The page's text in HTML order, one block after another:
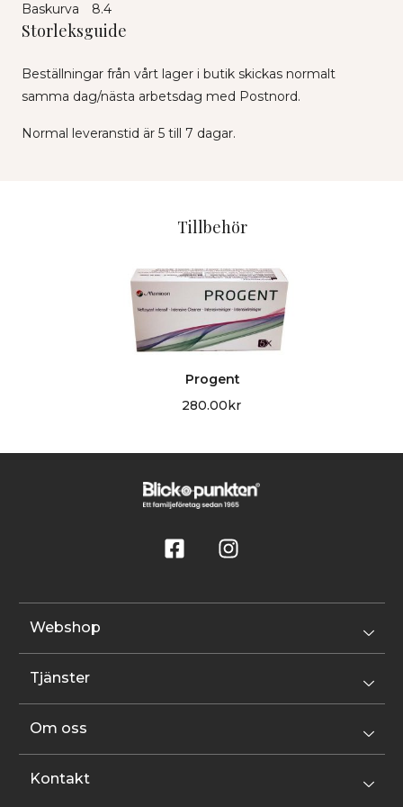
Baskurva 8.4
Storleksguide
Beställningar från vårt lager i butik skickas normalt
samma dag/nästa arbetsdag med Postnord.
Normal leveranstid är 5 till 7 dagar.
Tillbehör
Progent
280.00kr
Webshop
Tjänster
Om oss
Kontakt